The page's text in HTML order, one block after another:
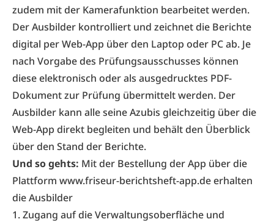
zudem mit der Kamerafunktion bearbeitet werden.
Der Ausbilder kontrolliert und zeichnet die Berichte
digital per Web-App über den Laptop oder PC ab. Je
nach Vorgabe des Prüfungsausschusses können
diese elektronisch oder als ausgedrucktes PDF-
Dokument zur Prüfung übermittelt werden. Der
Ausbilder kann alle seine Azubis gleichzeitig über die
Web-App direkt begleiten und behält den Überblick
über den Stand der Berichte.
Und so gehts: Mit der Bestellung der App über die
Plattform www.friseur-berichtsheft-app.de erhalten
die Ausbilder
1. Zugang auf die Verwaltungsoberfläche und